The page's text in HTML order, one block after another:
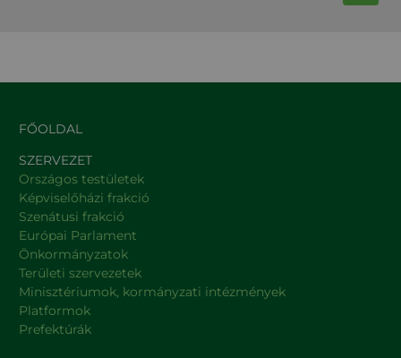
FŐOLDAL
SZERVEZET
Országos testületek
Képviselőházi frakció
Szenátusi frakció
Európai Parlament
Önkormányzatok
Területi szervezetek
Minisztériumok, kormányzati intézmények
Platformok
Prefektúrák